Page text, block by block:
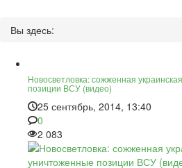
Вы здесь:
Новосветловка: сожженная
позиции ВСУ (видео)
25 сентябрь, 2014, 13:40
0
2 083